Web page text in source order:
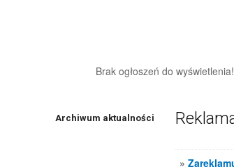
Brak ogłoszeń do wyświetlenia!
Archiwum aktualności
»